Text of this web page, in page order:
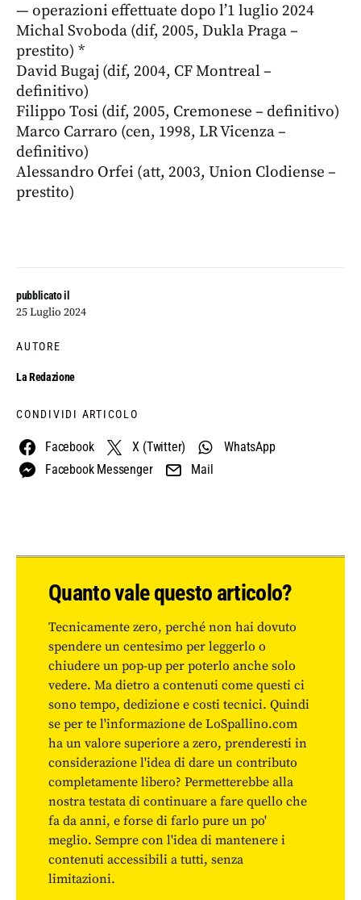
pubblicato il
25 Luglio 2024
AUTORE
La Redazione
CONDIVIDI ARTICOLO
Facebook X (Twitter)
WhatsApp
Facebook Messenger
Mail
— operazioni effettuate dopo l’1 luglio 2024
Michal Svoboda (dif, 2005, Dukla Praga –
prestito) *
David Bugaj (dif, 2004, CF Montreal –
definitivo)
Filippo Tosi (dif, 2005, Cremonese – definitivo)
Marco Carraro (cen, 1998, LR Vicenza –
definitivo)
Alessandro Orfei (att, 2003, Union Clodiense –
prestito)
Quanto vale questo articolo?
Tecnicamente zero, perché non hai dovuto
spendere un centesimo per leggerlo o
chiudere un pop-up per poterlo anche solo
vedere. Ma dietro a contenuti come questi ci
sono tempo, dedizione e costi tecnici. Quindi
se per te l'informazione de LoSpallino.com
ha un valore superiore a zero, prenderesti in
considerazione l'idea di dare un contributo
completamente libero? Permetterebbe alla
nostra testata di continuare a fare quello che
fa da anni, e forse di farlo pure un po'
meglio. Sempre con l'idea di mantenere i
contenuti accessibili a tutti, senza
limitazioni.